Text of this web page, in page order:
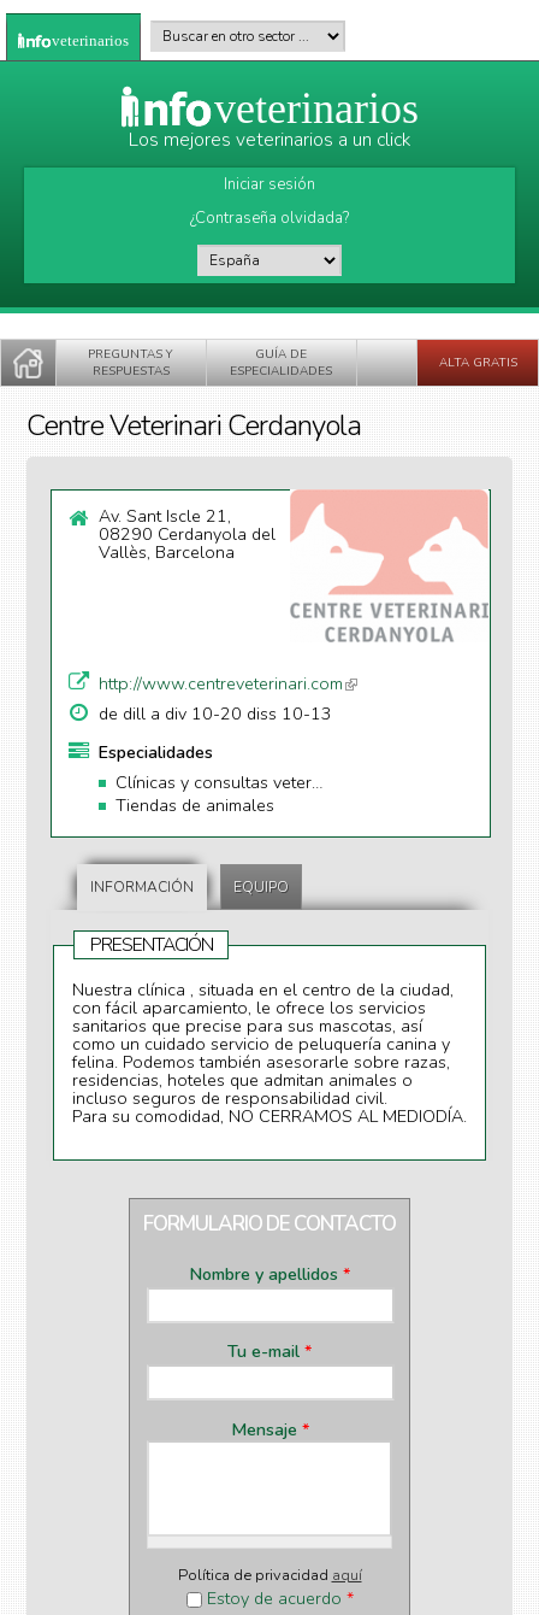
Pasar al contenido principal
veterinarios Buscar en otro sector
veterinarios
Los mejores veterinarios a un click
Iniciar sesión
¿Contraseña olvidada?
PREGUNTAS Y
RESPUESTAS
GUÍA DE
ESPECIALIDADES
ALTA GRATIS
Centre Veterinari Cerdanyola
Av. Sant Iscle 21,
08290 Cerdanyola del
Vallès, Barcelona
http://www.centreveterinari.com(li
e
al
de dill a div 10-20 diss 10-13
Especialidades
Clínicas y consultas veterinarias
Tiendas de animales
INFORMACIÓN EQUIPO
PRESENTACIÓN
Nuestra clínica , situada en el centro de la ciudad,
con fácil aparcamiento, le ofrece los servicios
sanitarios que precise para sus mascotas, así
como un cuidado servicio de peluquería canina y
felina. Podemos también asesorarle sobre razas,
residencias, hoteles que admitan animales o
incluso seguros de responsabilidad civil.
Para su comodidad, NO CERRAMOS AL MEDIODÍA.
FORMULARIO DE CONTACTO
Nombre y apellidos *
Tu e-mail *
Mensaje *
Política de privacidad aquí
Estoy de acuerdo *